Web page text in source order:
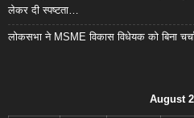
लेकर दी स्पष्टता…
लोकसभा ने MSME विकास विधेयक को बिना
August